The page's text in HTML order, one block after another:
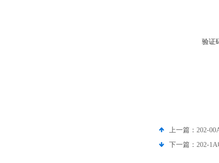
验证
上一篇： 202-
下一篇： 202-